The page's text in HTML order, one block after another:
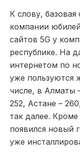
К слову,
компании
сайтов 5G у
республике. На
интернетом по
уже пользуются
числе, в
252, Астане –
так далее.
появился новый
уже